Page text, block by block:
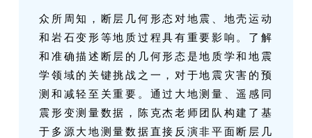
众所周知，断层几何形态对地震、地壳运动
和岩石变形等地质过程具有重要影响。了解
和准确描述断层的几何形态是地质学和地震
学领域的关键挑战之一，对于地震灾害的预
测和减轻至关重要。通过大地测量、遥感同
震形变测量数据，陈克杰老师团队构建了基
于多源大地测量数据直接反演非平面断层几